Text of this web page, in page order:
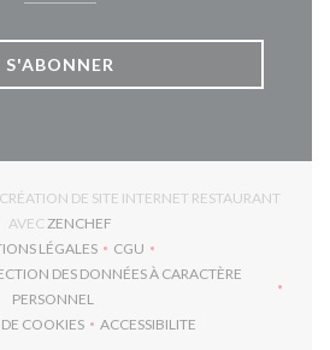
S'ABONNER
DE SITE INTERNET RESTAURANT
AVEC ZENCHEF
LÉGALES
((OUVRE UNE NOUVELLE FENÊTRE))
CGU
((OUVRE UNE NOUVELLE
DES DONNÉES À CARACTÈRE
PERSONNEL((OUVRE UNE NOUVELLE FENÊTRE))
COOKIES
((OUVRE UNE NOUVELLE FENÊTRE))
ACCESSIBILITE
((OUVRE UNE NOUVELLE